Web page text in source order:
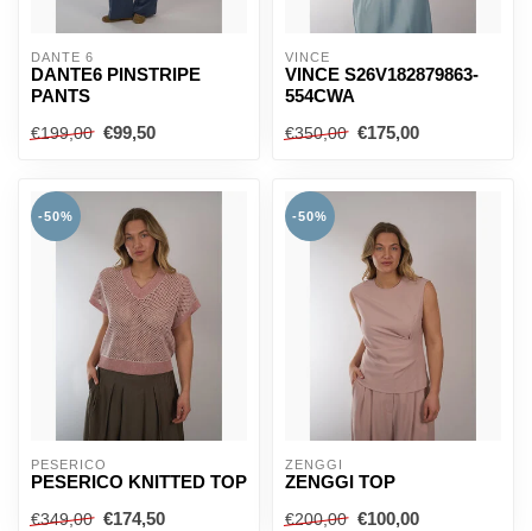
DANTE 6
DANTE6 PINSTRIPE
PANTS
€199,00 €99,50
VINCE
VINCE S26V182879863-
554CWA
€350,00 €175,00
-50%
PESERICO
PESERICO KNITTED TOP
€349,00 €174,50
-50%
ZENGGI
ZENGGI TOP
€200,00 €100,00